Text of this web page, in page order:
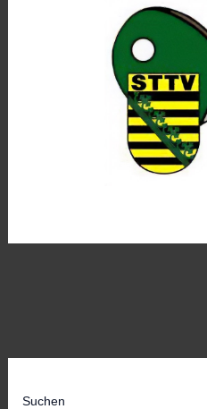
Suchen